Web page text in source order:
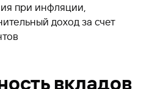
при инфляции,
доход за счет
вкладов